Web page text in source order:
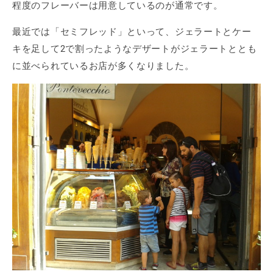
程度のフレーバーは用意しているのが通常です。
最近では「セミフレッド」といって、ジェラートとケー
キを足して2で割ったようなデザートがジェラートととも
に並べられているお店が多くなりました。